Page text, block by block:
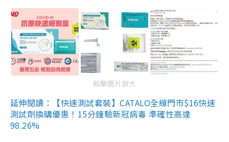
點擊圖片放大
延伸閱讀：【快速測試套裝】CATALO全線門市$16快速
測試劑換購優惠！15分鐘驗新冠病毒 準確性高達
98.26%